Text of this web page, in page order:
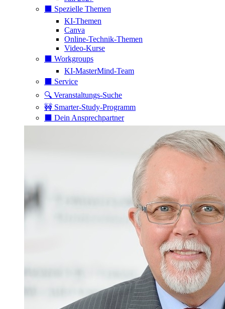
⬛️ Spezielle Themen
KI-Themen
Canva
Online-Technik-Themen
Video-Kurse
⬛️ Workgroups
KI-MasterMind-Team
⬛️ Service
🔍 Veranstaltungs-Suche
🚧 Smarter-Study-Programm
⬛️ Dein Ansprechpartner